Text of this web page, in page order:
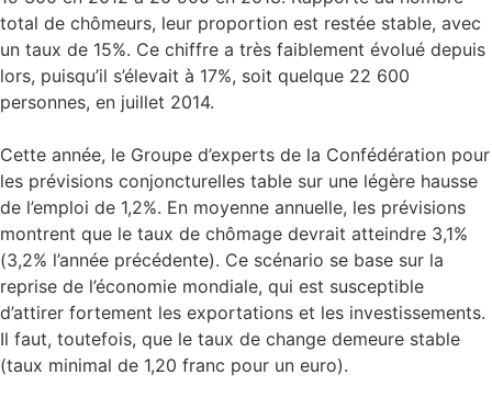
total de chômeurs, leur proportion est restée stable, avec
un taux de 15%. Ce chiffre a très faiblement évolué depuis
lors, puisqu’il s’élevait à 17%, soit quelque 22 600
personnes, en juillet 2014.
Cette année, le Groupe d’experts de la Confédération pour
les prévisions conjoncturelles table sur une légère hausse
de l’emploi de 1,2%. En moyenne annuelle, les prévisions
montrent que le taux de chômage devrait atteindre 3,1%
(3,2% l’année précédente). Ce scénario se base sur la
reprise de l’économie mondiale, qui est susceptible
d’attirer fortement les exportations et les investissements.
Il faut, toutefois, que le taux de change demeure stable
(taux minimal de 1,20 franc pour un euro).